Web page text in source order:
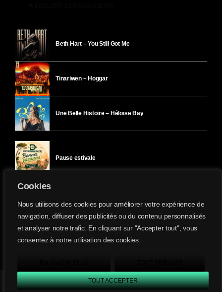
Cookies
Nous utilisons des cookies pour améliorer votre expérience de
navigation, diffuser des publicités ou du contenu personnalisés
et analyser notre trafic. En cliquant sur "Accepter tout", vous
consentez à notre utilisation des cookies.
TOUT ACCEPTER
play_arrow Divergence FM keyboard_arrow_right
Beth Hart – You Still Got Me
Tinariwen – Hoggar
Une Belle Histoire – Héloïse Bay
Pause estivale
Ici l’Ombre – mardi 28 juillet